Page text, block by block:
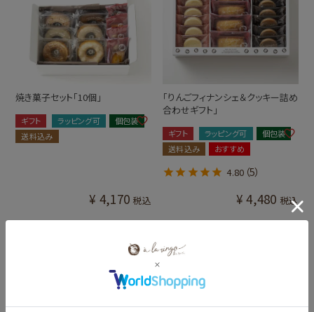
焼き菓子セット「10個」
ギフト ラッピング可
個包装
送料込み
¥ 4,170 税込
「りんごフィナンシェ＆クッキー詰め
合わせギフト」
ギフト ラッピング可
個包装
送料込み
おすすめ
¥ 4,480 税込
4.80 （5）